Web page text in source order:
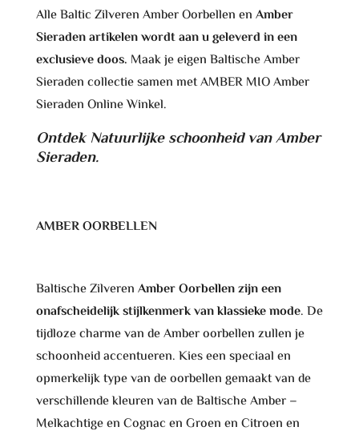
Alle Baltic Zilveren Amber Oorbellen en Amber
Sieraden artikelen wordt aan u geleverd in een
exclusieve doos. Maak je eigen Baltische Amber
Sieraden collectie samen met AMBER MIO Amber
Sieraden Online Winkel.
Ontdek Natuurlijke schoonheid van Amber
Sieraden.
AMBER OORBELLEN
Baltische Zilveren Amber Oorbellen zijn een
onafscheidelijk stijlkenmerk van klassieke mode. De
tijdloze charme van de Amber oorbellen zullen je
schoonheid accentueren. Kies een speciaal en
opmerkelijk type van de oorbellen gemaakt van de
verschillende kleuren van de Baltische Amber –
Melkachtige en Cognac en Groen en Citroen en